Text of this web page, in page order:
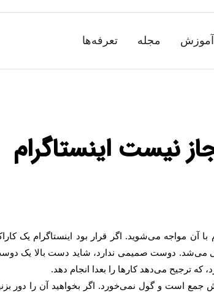
آموزش مجله تعرفه‌ها
نیست اینستاگرام
مواجه می‌شوید. اگر قرار بود اینستاگرام یک
می‌شد. دوست صمیمی ندارد، شاید دست بالا یک
ترجیح می‌دهد کارها را بعدا انجام دهد.
است و گول نمی‌خورد. اگر بخواهید آن را دور